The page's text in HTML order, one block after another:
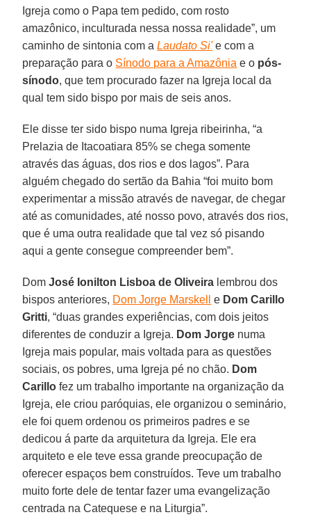
Igreja como o Papa tem pedido, com rosto
amazônico, inculturada nessa nossa realidade”, um
caminho de sintonia com aLaudato Si' e com a
preparação para o Sínodo para a Amazônia e o pós-
sínodo, que tem procurado fazer na Igreja local da
qual tem sido bispo por mais de seis anos.
Ele disse ter sido bispo numa Igreja ribeirinha, “a
Prelazia de Itacoatiara 85% se chega somente
através das águas, dos rios e dos lagos”. Para
alguém chegado do sertão da Bahia “foi muito bom
experimentar a missão através de navegar, de chegar
até as comunidades, até nosso povo, através dos rios,
que é uma outra realidade que tal vez só pisando
aqui a gente consegue compreender bem”.
Dom José Ionilton Lisboa de Oliveira lembrou dos
bispos anteriores, Dom Jorge Marskell e Dom Carillo
Gritti, “duas grandes experiências, com dois jeitos
diferentes de conduzir a Igreja. Dom Jorge numa
Igreja mais popular, mais voltada para as questões
sociais, os pobres, uma Igreja pé no chão. Dom
Carillo fez um trabalho importante na organização da
Igreja, ele criou paróquias, ele organizou o seminário,
ele foi quem ordenou os primeiros padres e se
dedicou á parte da arquitetura da Igreja. Ele era
arquiteto e ele teve essa grande preocupação de
oferecer espaços bem construídos. Teve um trabalho
muito forte dele de tentar fazer uma evangelização
centrada na Catequese e na Liturgia”.